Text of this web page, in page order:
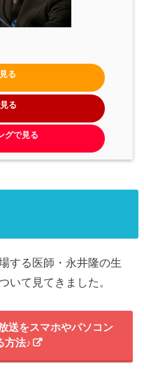
る
る
グで見る
する医師・永井隆の生
いて見てきました。
送をスマホやパソコン
方法♪